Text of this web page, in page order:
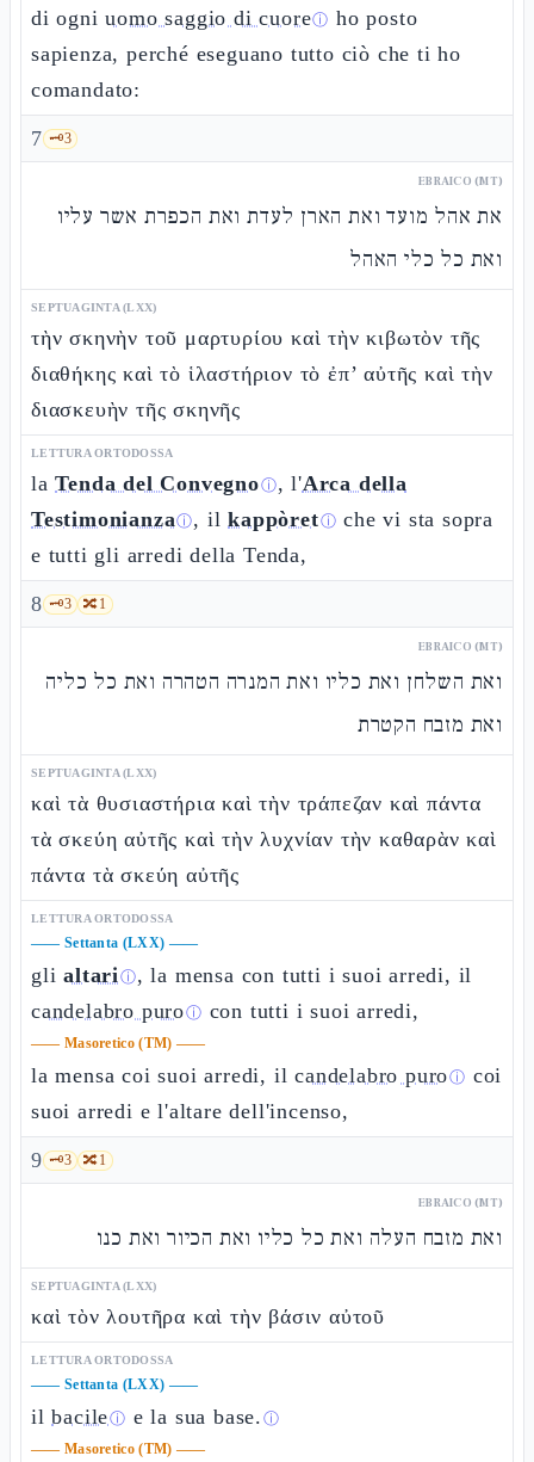
di ogniuomo saggio di cuoreⓘ ho posto
sapienza, perché eseguano tutto ciò che ti ho
comandato:
7 🗝️3
EBRAICO (MT)
את אהל מועד ואת הארן לעדת ואת הכפרת אשר עליו
ואת כל כלי האהל
SEPTUAGINTA (LXX)
τὴν σκηνὴν τοῦ μαρτυρίου καὶ τὴν κιβωτὸν τῆς
διαθήκης καὶ τὸ ἱλαστήριον τὸ ἐπ’ αὐτῆς καὶ τὴν
διασκευὴν τῆς σκηνῆς
LETTURA ORTODOSSA
laTenda del Convegnoⓘ, l'Arca della
Testimonianzaⓘ, ilkappòretⓘ che vi sta sopra
e tutti gli arredi della Tenda,
8 🗝️3 🔀1
EBRAICO (MT)
ואת השלחן ואת כליו ואת המנרה הטהרה ואת כל כליה
ואת מזבח הקטרת
SEPTUAGINTA (LXX)
καὶ τὰ θυσιαστήρια καὶ τὴν τράπεζαν καὶ πάντα
τὰ σκεύη αὐτῆς καὶ τὴν λυχνίαν τὴν καθαρὰν καὶ
πάντα τὰ σκεύη αὐτῆς
LETTURA ORTODOSSA
—— Settanta (LXX) ——
glialtariⓘ, la mensa con tutti i suoi arredi, il
candelabro puroⓘ con tutti i suoi arredi,
—— Masoretico (TM) ——
la mensa coi suoi arredi, ilcandelabro puroⓘ coi
suoi arredi e l'altare dell'incenso,
9 🗝️3 🔀1
EBRAICO (MT)
ואת מזבח העלה ואת כל כליו ואת הכיור ואת כנו
SEPTUAGINTA (LXX)
καὶ τὸν λουτῆρα καὶ τὴν βάσιν αὐτοῦ
LETTURA ORTODOSSA
—— Settanta (LXX) ——
ilbacileⓘ e la sua base. ⓘ
—— Masoretico (TM) ——